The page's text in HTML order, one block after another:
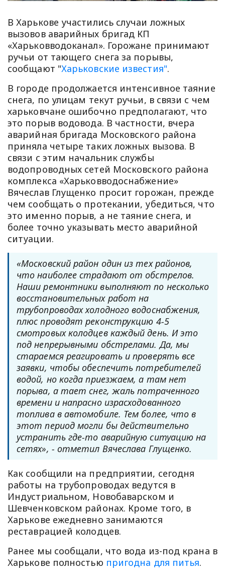
В Харькове участились случаи ложных
вызовов аварийных бригад КП
«Харьковводоканал». Горожане принимают
ручьи от тающего снега за порывы,
сообщают "Харьковские известия".
В городе продолжается интенсивное таяние
снега, по улицам текут ручьи, в связи с чем
харьковчане ошибочно предполагают, что
это порыв водовода. В частности, вчера
аварийная бригада Московского района
приняла четыре таких ложных вызова. В
связи с этим начальник службы
водопроводных сетей Московского района
комплекса «Харьковводоснабжение»
Вячеслав Глущенко просит горожан, прежде
чем сообщать о протекании, убедиться, что
это именно порыв, а не таяние снега, и
более точно указывать место аварийной
ситуации.
«Московский район один из тех районов,
что наиболее страдают от обстрелов.
Наши ремонтники выполняют по несколько
восстановительных работ на
трубопроводах холодного водоснабжения,
плюс проводят реконструкцию 4-5
смотровых колодцев каждый день. И это
под непрерывными обстрелами. Да, мы
стараемся реагировать и проверять все
заявки, чтобы обеспечить потребителей
водой, но когда приезжаем, а там нет
порыва, а тает снег, жаль потраченного
времени и напрасно израсходованного
топлива в автомобиле. Тем более, что в
этот период могли бы действительно
устранить где-то аварийную ситуацию на
сетях», - отметил Вячеслава Глущенко.
Как сообщили на предприятии, сегодня
работы на трубопроводах ведутся в
Индустриальном, Новобаварском и
Шевченковском районах. Кроме того, в
Харькове ежедневно занимаются
реставрацией колодцев.
Ранее мы сообщали, что вода из-под крана в
Харькове полностью пригодна для питья.